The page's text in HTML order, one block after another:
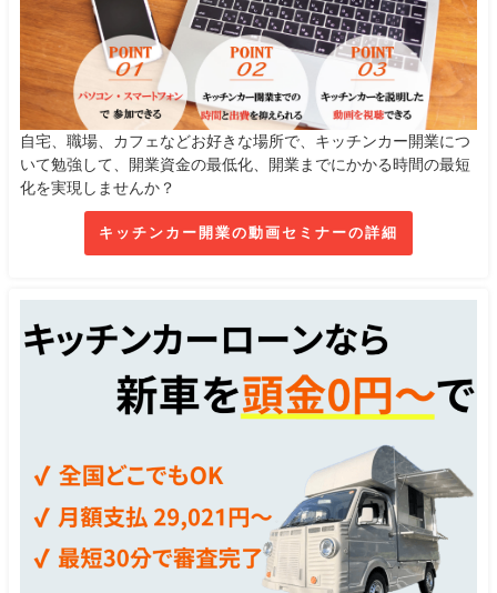
自宅、職場、カフェなどお好きな場所で、キッチンカー開業につ
いて勉強して、開業資金の最低化、開業までにかかる時間の最短
化を実現しませんか？
キッチンカー開業の動画セミナーの詳細